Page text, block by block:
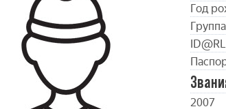
Год
2007